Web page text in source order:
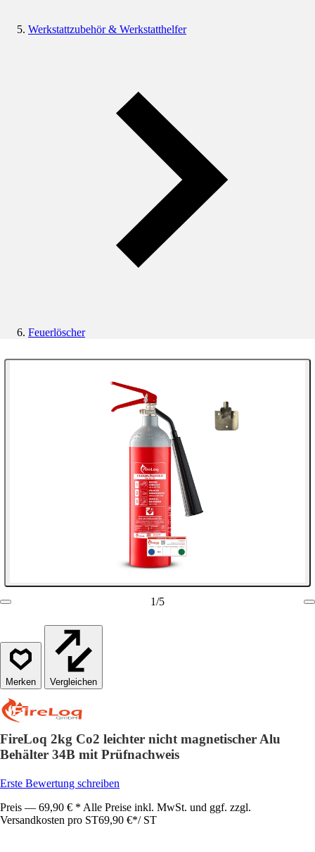
Werkstattzubehör & Werkstatthelfer
Feuerlöscher
1/5
Vergleichen
FireLoq 2kg Co2 leichter nicht magnetischer Alu
Behälter 34B mit Prüfnachweis
Erste Bewertung schreiben
Preis — 69,90 € * Alle Preise inkl. MwSt. und ggf. zzgl.
Versandkosten pro ST69,90 €*/ ST